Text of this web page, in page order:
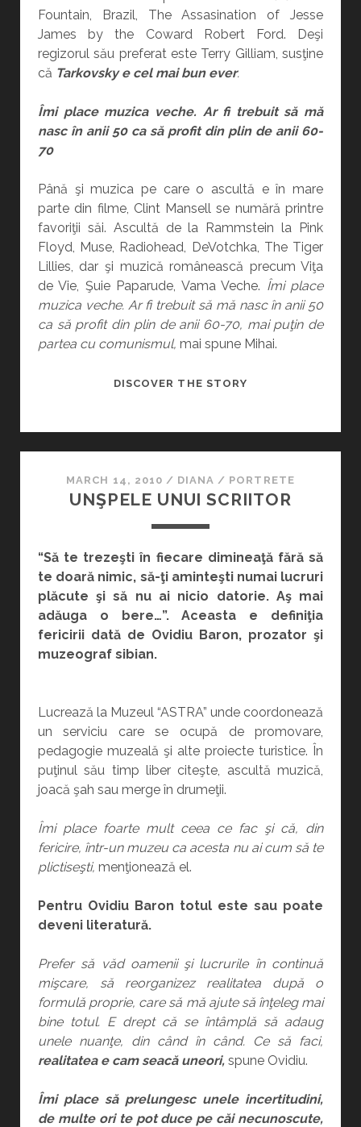
Fountain, Brazil, The Assasination of Jesse
James by the Coward Robert Ford. Deşi
regizorul său preferat este Terry Gilliam, susţine
că Tarkovsky e cel mai bun ever.
Îmi place muzica veche. Ar fi trebuit să mă
nasc în anii 50 ca să profit din plin de anii 60-
70
Până şi muzica pe care o ascultă e în mare
parte din filme, Clint Mansell se numără printre
favoriţii săi. Ascultă de la Rammstein la Pink
Floyd, Muse, Radiohead, DeVotchka, The Tiger
Lillies, dar şi muzică românească precum Viţa
de Vie, Şuie Paparude, Vama Veche. Îmi place
muzica veche. Ar fi trebuit să mă nasc în anii 50
ca să profit din plin de anii 60-70, mai puţin de
partea cu comunismul, mai spune Mihai.
DISCOVER THE STORYPASIUNILE
MARCH 14, 2010 / DIANA / PORTRETE
UNŞPELE UNUI SCRIITOR
“Să te trezeşti în fiecare dimineaţă fără să
te doară nimic, să-ţi aminteşti numai lucruri
plăcute şi să nu ai nicio datorie. Aş mai
adăuga o bere…”. Aceasta e definiţia
fericirii dată de Ovidiu Baron, prozator şi
muzeograf sibian.
Lucrează la Muzeul “ASTRA” unde coordonează
un serviciu care se ocupă de promovare,
pedagogie muzeală şi alte proiecte turistice. În
puţinul său timp liber citeşte, ascultă muzică,
joacă şah sau merge în drumeţii.
Îmi place foarte mult ceea ce fac şi că, din
fericire, într-un muzeu ca acesta nu ai cum să te
plictiseşti, menţionează el.
Pentru Ovidiu Baron totul este sau poate
deveni literatură.
Prefer să văd oamenii şi lucrurile în continuă
mişcare, să reorganizez realitatea după o
formulă proprie, care să mă ajute să înţeleg mai
bine totul. E drept că se întâmplă să adaug
unele nuanţe, din când în când. Ce să faci,
realitatea e cam seacă uneori, spune Ovidiu.
Îmi place să prelungesc unele incertitudini,
de multe ori te pot duce pe căi necunoscute,